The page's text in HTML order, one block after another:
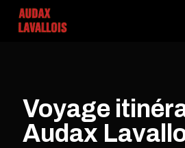
Voyage
Audax